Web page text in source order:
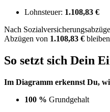
Lohnsteuer: 1.108,83 €
Nach
Abzügen von 1.108,83 €
So setzt sich Dein
Im Diagramm erkennst Du,
100 % Grundgehalt